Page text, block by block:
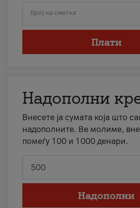
Број на сметка
Плати
Надополни
Внесете ја сумата која што
надополните. Ве молиме,
помеѓу 100 и 1000 денари.
Надополни